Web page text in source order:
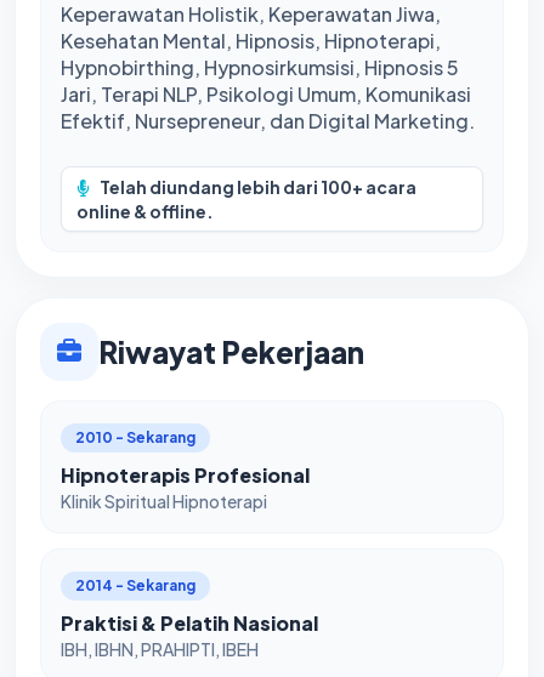
Keperawatan Holistik, Keperawatan Jiwa,
Kesehatan Mental, Hipnosis, Hipnoterapi,
Hypnobirthing, Hypnosirkumsisi, Hipnosis 5
Jari, Terapi NLP, Psikologi Umum, Komunikasi
Efektif, Nursepreneur, dan Digital Marketing.
Telah diundang lebih dari 100+ acara
online & offline.
Riwayat Pekerjaan
2010 - Sekarang
Hipnoterapis Profesional
Klinik Spiritual Hipnoterapi
2014 - Sekarang
Praktisi & Pelatih Nasional
IBH, IBHN, PRAHIPTI, IBEH